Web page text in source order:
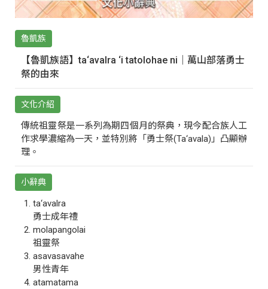
魯凱族
【魯凱族語】ta‘avalra ‘i tatolohae ni｜萬山部落勇士
祭的由來
文化介紹
傳統祖靈祭是一系列為期四個月的祭典，現今配合族人工
作求學濃縮為一天，並特別將「勇士祭(Ta‘avala)」凸顯辦
理。
小辭典
ta‘avalra
勇士成年禮
molapangolai
祖靈祭
asavasavahe
男性青年
atamatama